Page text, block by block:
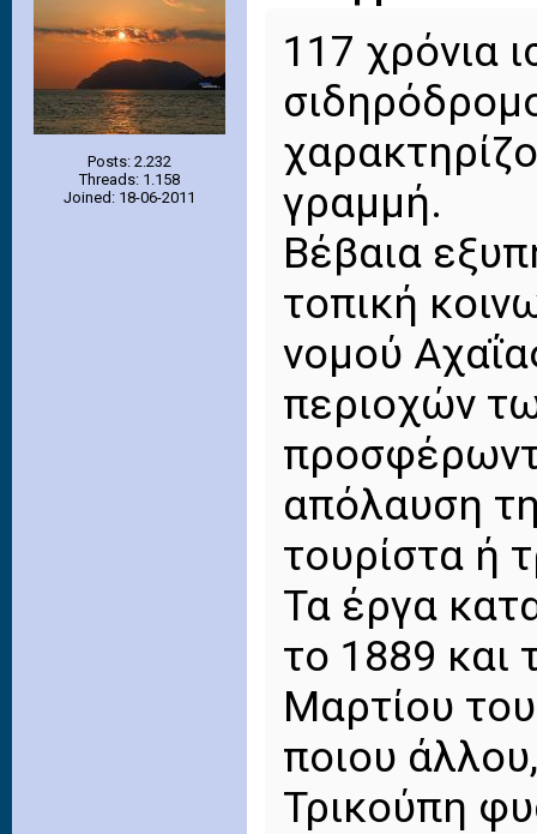
Posts: 2.232
Threads: 1.158
Joined: 18-06-2011
117 χρόνια
γραμμή.
Βέβαια
τοπική
νομού
περιοχών
απόλαυση
τουρίστα ή
Τα έργα
το 1889 και
Μαρτίου
ποιου
Τρικούπη